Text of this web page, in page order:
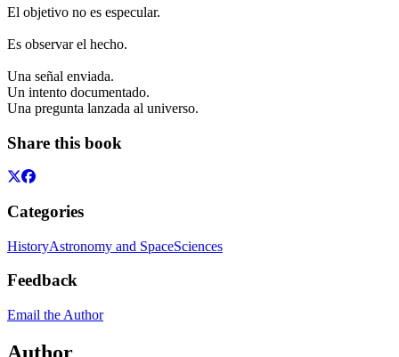
El objetivo no es especular.
Es observar el hecho.
Una señal enviada.
Un intento documentado.
Una pregunta lanzada al universo.
Share this book
Categories
HistoryAstronomy and SpaceSciences
Feedback
Email the Author